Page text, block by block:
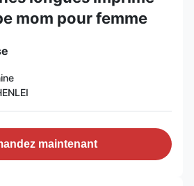
mom pour femme
maintenant